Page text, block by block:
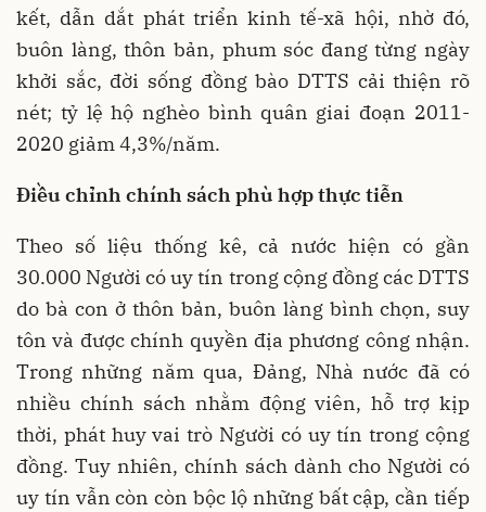
kết, dẫn dắt phát triển kinh tế-xã hội, nhờ đó,
buôn làng, thôn bản, phum sóc đang từng ngày
khởi sắc, đời sống đồng bào DTTS cải thiện rõ
nét; tỷ lệ hộ nghèo bình quân giai đoạn 2011-
2020 giảm 4,3%/năm.
Điều chỉnh chính sách phù hợp thực tiễn
Theo số liệu thống kê, cả nước hiện có gần
30.000 Người có uy tín trong cộng đồng các DTTS
do bà con ở thôn bản, buôn làng bình chọn, suy
tôn và được chính quyền địa phương công nhận.
Trong những năm qua, Đảng, Nhà nước đã có
nhiều chính sách nhằm động viên, hỗ trợ kịp
thời, phát huy vai trò Người có uy tín trong cộng
đồng. Tuy nhiên, chính sách dành cho Người có
uy tín vẫn còn còn bộc lộ những bất cập, cần tiếp